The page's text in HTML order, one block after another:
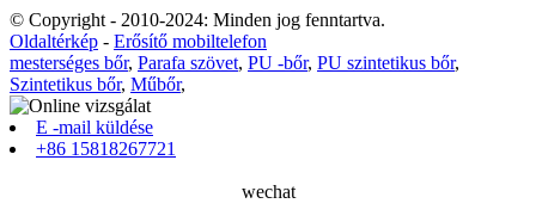
© Copyright - 2010-2024: Minden jog fenntartva.
Oldaltérkép - Erősítő mobiltelefon
mesterséges bőr, Parafa szövet, PU -bőr, PU szintetikus bőr,
Szintetikus bőr, Műbőr,
E -mail küldése
+86 15818267721
wechat